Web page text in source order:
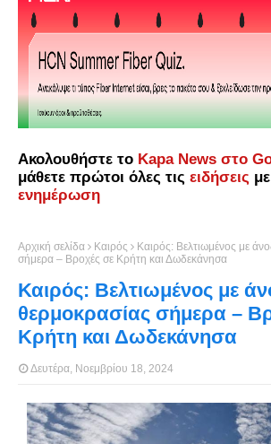
Ακολουθήστε το Kapa News στο
μάθετε πρώτοι όλες τις ειδήσεις με
ενημέρωση
Αρχική σελίδα Καιρός
Καιρός: Βελτιωμένος με
σήμερα – Βροχές σε Κρήτη και Δωδεκάνησα
Καιρός: Βελτιωμένος με
θερμοκρασίας σήμερα –
Κρήτη και Δωδεκάνησα
Δευτέρα, Νοεμβρίου 18, 2024